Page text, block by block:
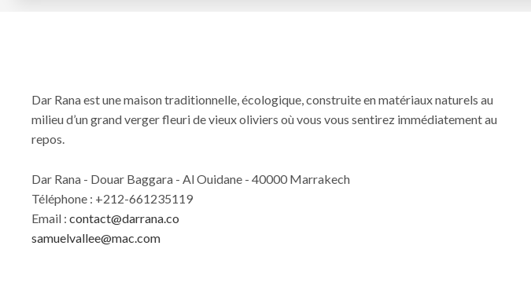
Dar Rana est une maison traditionnelle, écologique, construite en matériaux naturels au
milieu d’un grand verger fleuri de vieux oliviers où vous vous sentirez immédiatement au
repos.
Dar Rana - Douar Baggara - Al Ouidane - 40000 Marrakech
Téléphone : +212-661235119
Email : contact@darrana.co
samuelvallee@mac.com